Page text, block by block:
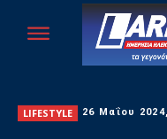
LIFESTYLE 26 Μαΐου